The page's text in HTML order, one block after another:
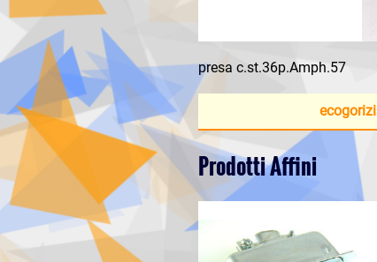
presa c.st.36p.Amph.57
Prodotti Affini